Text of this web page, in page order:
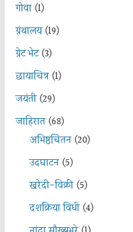
गोवा(1)
ग्रंथालय(19)
ग्रेट भेट(3)
छायाचित्र(1)
जयंती(29)
जाहिरात(68)
अभिष्ठचिंतन(20)
उदघाटन(5)
खरेदी-विक्री(5)
दशक्रिया विधी(4)